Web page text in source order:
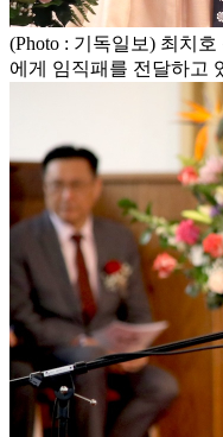
(Photo : 기독일보) 최치
에게 임직패를 전달하고